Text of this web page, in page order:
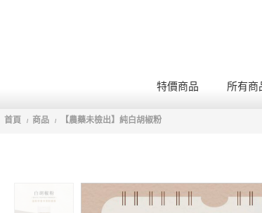
特價商品 所有商
首頁 / 商品 / 【農藥未檢出】純白胡椒粉